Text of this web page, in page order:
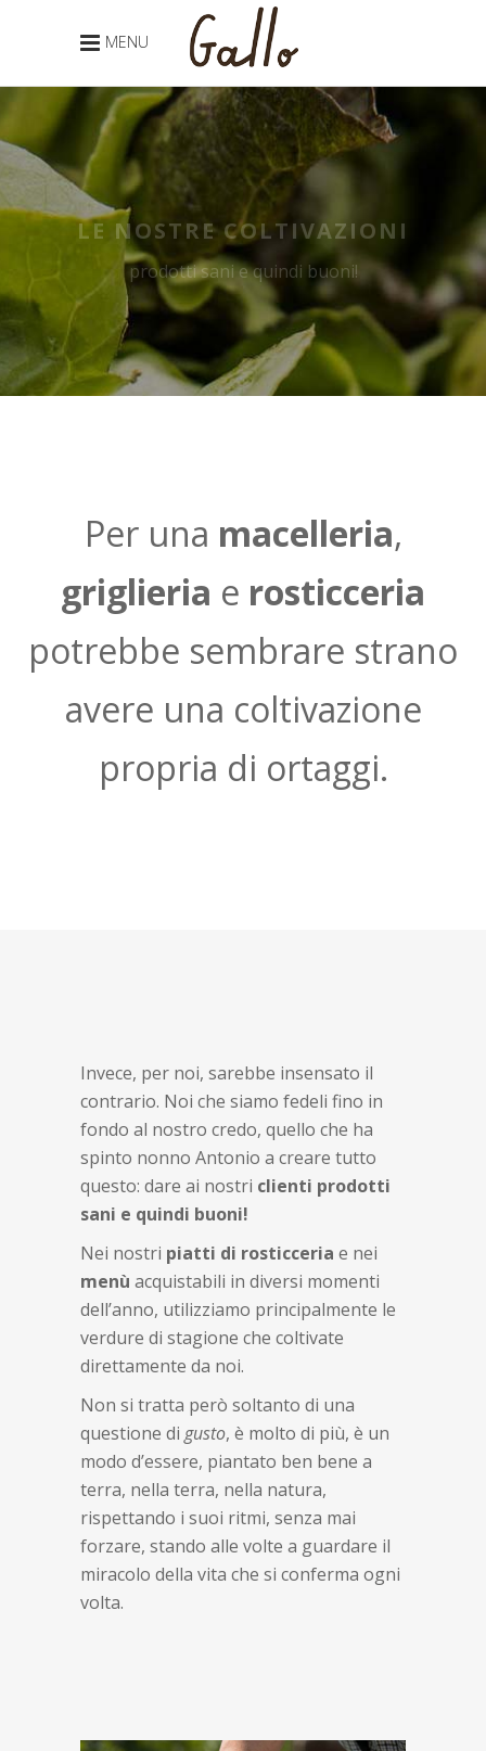
MENU
LE NOSTRE COLTIVAZIONI
prodotti sani e quindi buoni!
Per una macelleria,
griglieria e rosticceria
potrebbe sembrare strano
avere una coltivazione
propria di ortaggi.
Invece, per noi, sarebbe insensato il
contrario. Noi che siamo fedeli fino in
fondo al nostro credo, quello che ha
spinto nonno Antonio a creare tutto
questo: dare ai nostri clienti prodotti
sani e quindi buoni!
Nei nostri piatti di rosticceria e nei
menù acquistabili in diversi momenti
dell’anno, utilizziamo principalmente le
verdure di stagione che coltivate
direttamente da noi.
Non si tratta però soltanto di una
questione di gusto, è molto di più, è un
modo d’essere, piantato ben bene a
terra, nella terra, nella natura,
rispettando i suoi ritmi, senza mai
forzare, stando alle volte a guardare il
miracolo della vita che si conferma ogni
volta.